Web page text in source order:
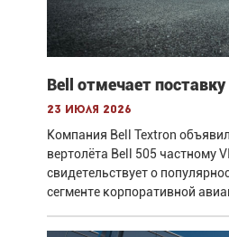
Bell отмечает
23 июля 2026
Компания Bell Textron
вертолёта Bell 505 частному
свидетельствует о
сегменте корпоративной